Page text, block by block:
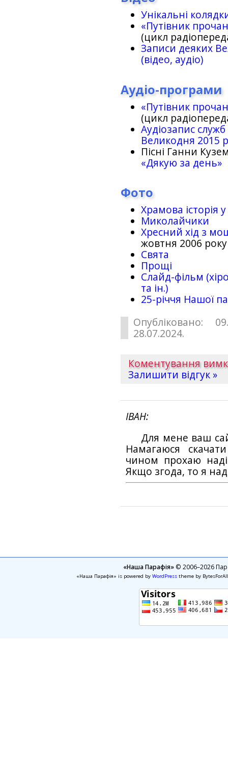
Унікальні
«Путівник
(цикл
Записи деяких
(відео, аудіо)
Аудіо-програми
«Путівник
(цикл
Аудіозапис
Великодня 2015
Пісні Ганни
«Дякую за день»
Фото
Храмова історія
Миколайчики
Хресний хід з
жовтня 2006 року
Свята
Прощі
Слайд-фільм
та ін.)
25-рiччя Нашої
Опубліковано:
28.07.2024.
Коментування
Залишити відгук »
ІВАН
Для мене ваш
Намагаюся
чином прохаю
Якщо згода, то я
«Наша Парафія»© 2006–2026
«Наша Парафія» is powered by WordPresstheme by